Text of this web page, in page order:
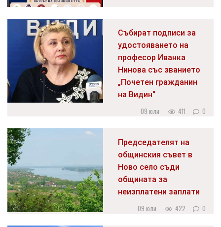
Събират подписи за
удостояването на
професор Иванка
Нинова със званието
„Почетен гражданин
на Видин“
09 юли 411 0
Председателят на
общинския съвет в
Ново село съди
общината за
неизплатени заплати
09 юли 422 0